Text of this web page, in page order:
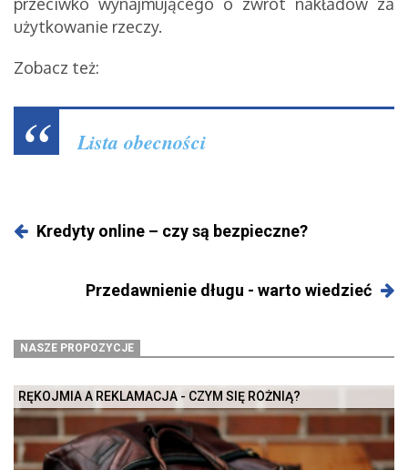
użytkowanie rzeczy.
Zobacz też:
Lista obecności
Kredyty online – czy są bezpieczne?
Przedawnienie długu - warto wiedzieć
NASZE PROPOZYCJE
RĘKOJMIA A REKLAMACJA - CZYM SIĘ RÓŻNIĄ?